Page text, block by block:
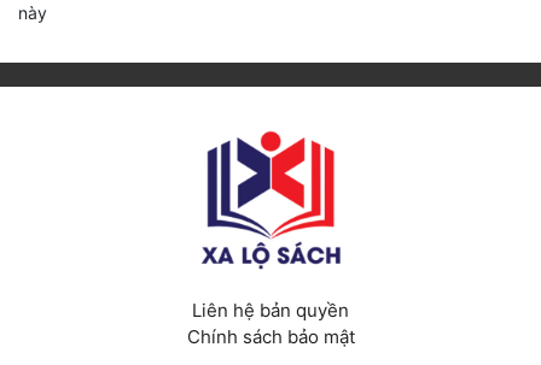
này
Liên hệ bản quyền
Chính sách bảo mật